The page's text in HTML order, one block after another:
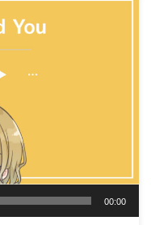
00:00